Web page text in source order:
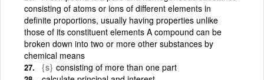
consisting of atoms or ions of different elements in
definite proportions, usually having properties unlike
those of its constituent elements A compound can be
broken down into two or more other substances by
chemical means
{s} consisting of more than one part